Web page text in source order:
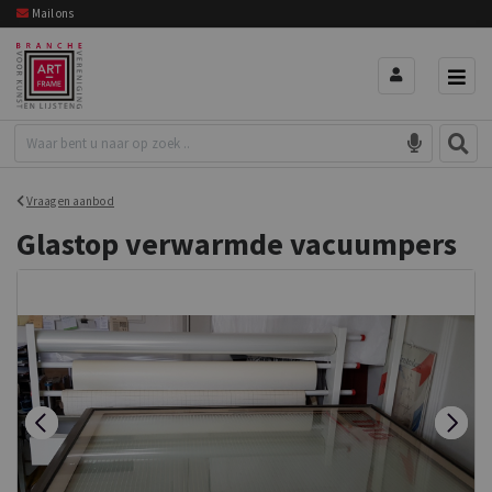
Mail ons
Vraag en aanbod
Glastop verwarmde vacuumpers